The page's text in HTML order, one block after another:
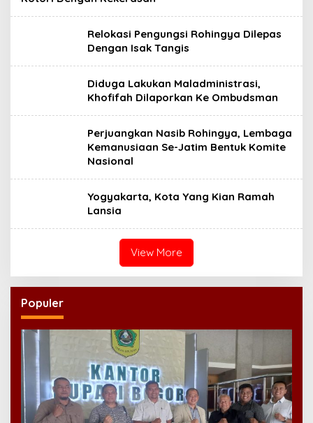
Relokasi Pengungsi Rohingya Dilepas
Dengan Isak Tangis
Diduga Lakukan Maladministrasi,
Khofifah Dilaporkan Ke Ombudsman
Perjuangkan Nasib Rohingya, Lembaga
Kemanusiaan Se-Jatim Bentuk Komite
Nasional
Yogyakarta, Kota Yang Kian Ramah
Lansia
View More
Populer